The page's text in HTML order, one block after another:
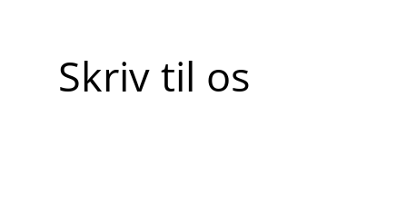
Skriv til os